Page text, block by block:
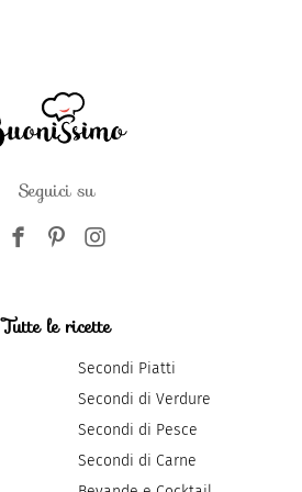
Seguici su
Tutte le ricette
Secondi Piatti
Secondi di Verdure
Secondi di Pesce
Secondi di Carne